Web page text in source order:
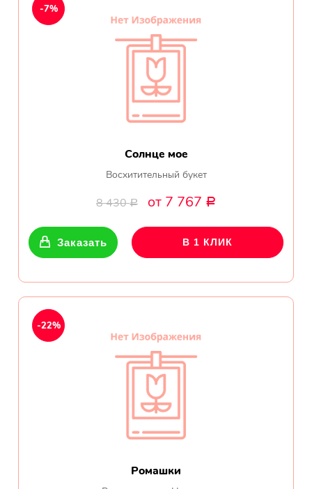
Солнце мое
Восхитительный букет
8 430Р от 7 767 Р
-7%
Заказать В 1 КЛИК
Ромашки
-22%